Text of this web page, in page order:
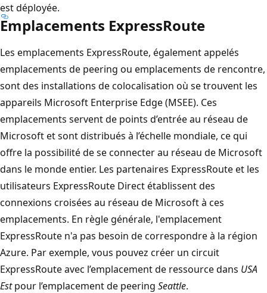
est déployée.
Emplacements ExpressRoute
Les emplacements ExpressRoute, également appelés
emplacements de peering ou emplacements de rencontre,
sont des installations de colocalisation où se trouvent les
appareils Microsoft Enterprise Edge (MSEE). Ces
emplacements servent de points d’entrée au réseau de
Microsoft et sont distribués à l’échelle mondiale, ce qui
offre la possibilité de se connecter au réseau de Microsoft
dans le monde entier. Les partenaires ExpressRoute et les
utilisateurs ExpressRoute Direct établissent des
connexions croisées au réseau de Microsoft à ces
emplacements. En règle générale, l'emplacement
ExpressRoute n'a pas besoin de correspondre à la région
Azure. Par exemple, vous pouvez créer un circuit
ExpressRoute avec l’emplacement de ressource dans USA
Estpour l’emplacement de peering Seattle.